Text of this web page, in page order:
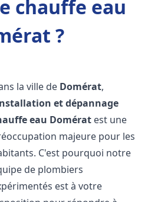
chauffe eau
?
la ville de Domérat,
et dépannage
eau Domérat est une
majeure pour les
C'est pourquoi notre
de plombiers
est à votre